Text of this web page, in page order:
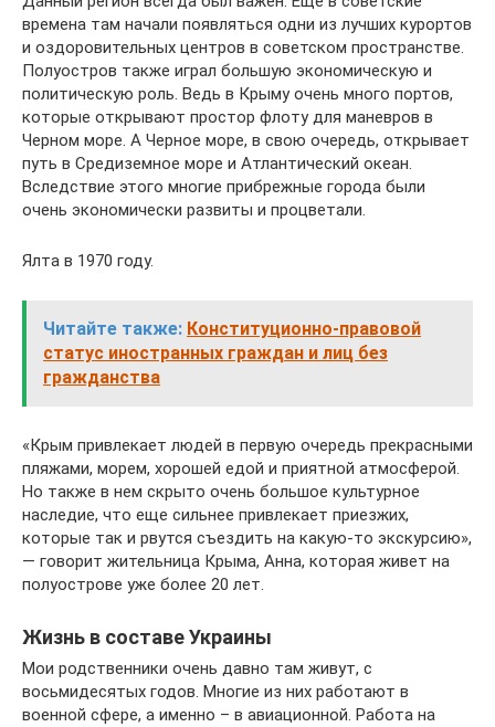
времена там начали появляться одни из лучших курортов
и оздоровительных центров в советском пространстве.
Полуостров также играл большую экономическую и
политическую роль. Ведь в Крыму очень много портов,
которые открывают простор флоту для маневров в
Черном море. А Черное море, в свою очередь, открывает
путь в Средиземное море и Атлантический океан.
Вследствие этого многие прибрежные города были
очень экономически развиты и процветали.
Ялта в 1970 году.
Читайте также: Конституционно-правовой
статус иностранных граждан и лиц без
гражданства
«Крым привлекает людей в первую очередь прекрасными
пляжами, морем, хорошей едой и приятной атмосферой.
Но также в нем скрыто очень большое культурное
наследие, что еще сильнее привлекает приезжих,
которые так и рвутся съездить на какую-то экскурсию»,
— говорит жительница Крыма, Анна, которая живет на
полуострове уже более 20 лет.
Жизнь в составе Украины
Мои родственники очень давно там живут, с
восьмидесятых годов. Многие из них работают в
военной сфере, а именно – в авиационной. Работа на